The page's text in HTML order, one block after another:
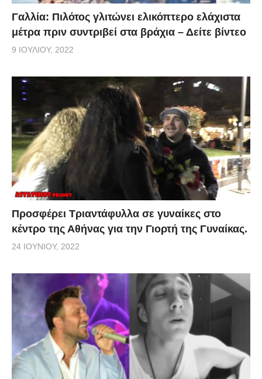
Γαλλία: Πιλότος γλιτώνει ελικόπτερο ελάχιστα
μέτρα πριν συντριβεί στα βράχια – Δείτε βίντεο
9 ΙΟΥΛΊΟΥ, 2022
Προσφέρει Τριαντάφυλλα σε γυναίκες στο
κέντρο της Αθήνας για την Γιορτή της Γυναίκας.
24 ΙΟΥΝΊΟΥ, 2022